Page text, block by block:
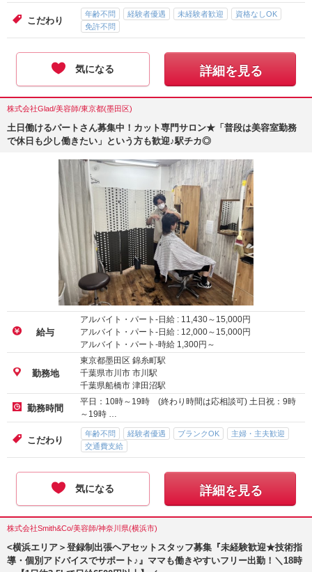
こだわり
年齢不問 経験者優遇 未経験者歓迎
資格なしOK
免許不問
気になる 詳細を見る
株式会社Glad/美容師/東京都(墨田区)
土日働けるパートさん募集中！カット専門サロン★「普段は美容室勤務
で休日も少し働きたい」という方も歓迎♪駅チカ◎
給与
アルバイト・パート-日給 : 11,430～ 15,000円
アルバイト・パート-日給 : 12,000～ 15,000円
アルバイト・パート-時給 1,300円～
勤務地
東京都墨田区 錦糸町駅
千葉県市川市 市川駅
千葉県船橋市 津田沼駅
勤務時間
平日：10時～19時 (終わり時間は応相談可) 土日祝：9時
～19時 …
こだわり
年齢不問 経験者優遇 ブランクOK
主婦・主夫歓迎
交通費支給
気になる 詳細を見る
株式会社Smith&Co/美容師/神奈川県(横浜市)
<横浜エリア＞登録制出張ヘアセットスタッフ募集『未経験歓迎★技術指
導・個別アドバイスでサポート♪』ママも働きやすいフリー出勤！＼18時